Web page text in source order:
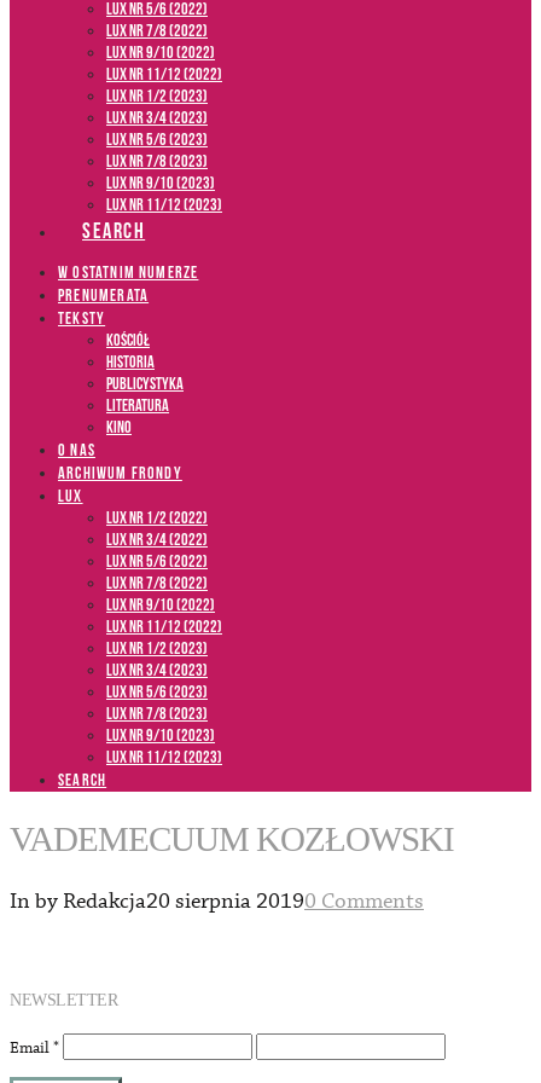
LUX NR 5/6 (2022)
LUX NR 7/8 (2022)
LUX nr 9/10 (2022)
LUX NR 11/12 (2022)
LUX NR 1/2 (2023)
LUX NR 3/4 (2023)
LUX NR 5/6 (2023)
LUX NR 7/8 (2023)
LUX NR 9/10 (2023)
LUX NR 11/12 (2023)
SEARCH
W OSTATNIM NUMERZE
PRENUMERATA
TEKSTY
Kościół
Historia
Publicystyka
Literatura
Kino
O NAS
ARCHIWUM FRONDY
LUX
LUX NR 1/2 (2022)
LUX NR 3/4 (2022)
LUX NR 5/6 (2022)
LUX NR 7/8 (2022)
LUX nr 9/10 (2022)
LUX NR 11/12 (2022)
LUX NR 1/2 (2023)
LUX NR 3/4 (2023)
LUX NR 5/6 (2023)
LUX NR 7/8 (2023)
LUX NR 9/10 (2023)
LUX NR 11/12 (2023)
SEARCH
VADEMECUUM KOZŁOWSKI
In by Redakcja20 sierpnia 20190 Comments
NEWSLETTER
Email*